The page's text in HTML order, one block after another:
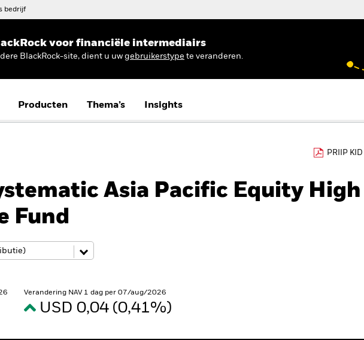
bedrijf
voor financiële intermediairs
BlackRock-site, dient u uw gebruikerstype te veranderen.
Producten Thema’s Insights
PRIIP KID
Asia Pacific Equity High
Fund
Verandering NAV 1 dag per 07/aug/2026
USD 0,04 (0,41%)